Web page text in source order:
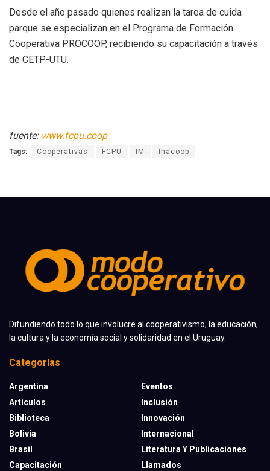
Desde el año pasado quienes realizan la tarea de cuida
parque se especializan en el Programa de Formación
Cooperativa PROCOOP, recibiendo su capacitación a través
de CETP-UTU.
fuente: www.fcpu.coop
Tags: Cooperativas FCPU IM Inacoop
Difundiendo todo lo que involucre al cooperativismo, la educación,
la cultura y la economía social y solidaridad en el Uruguay.
Categorías
Argentina
Artículos
Biblioteca
Bolivia
Brasil
Capacitación
Eventos
Inclusión
Innovación
Internacional
Literatura Y Publicaciones
Llamados